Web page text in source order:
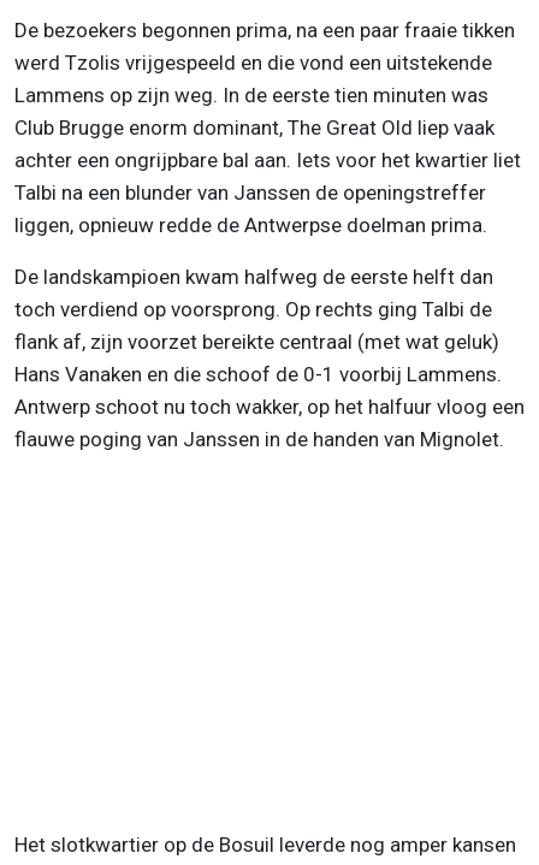
De bezoekers begonnen prima, na een paar fraaie tikken
werd Tzolis vrijgespeeld en die vond een uitstekende
Lammens op zijn weg. In de eerste tien minuten was
Club Brugge enorm dominant, The Great Old liep vaak
achter een ongrijpbare bal aan. Iets voor het kwartier liet
Talbi na een blunder van Janssen de openingstreffer
liggen, opnieuw redde de Antwerpse doelman prima.
De landskampioen kwam halfweg de eerste helft dan
toch verdiend op voorsprong. Op rechts ging Talbi de
flank af, zijn voorzet bereikte centraal (met wat geluk)
Hans Vanaken en die schoof de 0-1 voorbij Lammens.
Antwerp schoot nu toch wakker, op het halfuur vloog een
flauwe poging van Janssen in de handen van Mignolet.
Het slotkwartier op de Bosuil leverde nog amper kansen